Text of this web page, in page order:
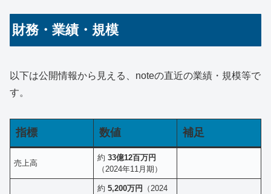
財務・業績・規模
以下は公開情報から見える、noteの直近の業績・規模等で
す。
指標 数値 補足
売上高
約33億12百万円
（2024年11月期）
約5,200万円
（2024